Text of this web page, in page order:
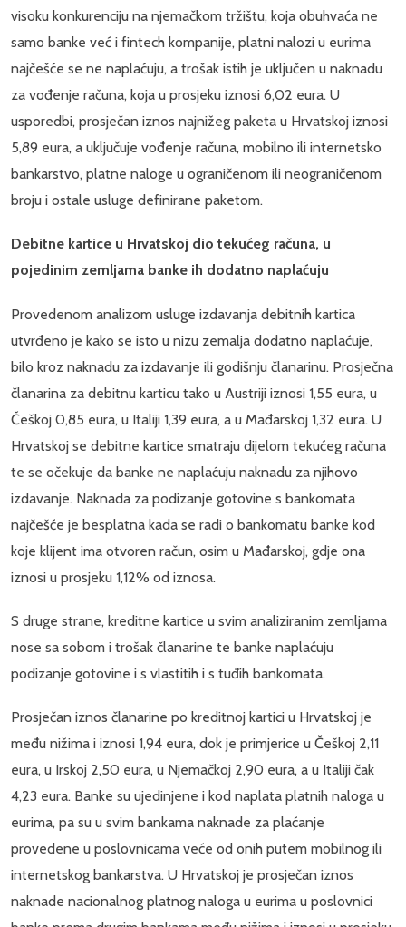
visoku konkurenciju na njemačkom tržištu, koja obuhvaća ne
samo banke već i fintech kompanije, platni nalozi u eurima
najčešće se ne naplaćuju, a trošak istih je uključen u naknadu
za vođenje računa, koja u prosjeku iznosi 6,02 eura. U
usporedbi, prosječan iznos najnižeg paketa u Hrvatskoj iznosi
5,89 eura, a uključuje vođenje računa, mobilno ili internetsko
bankarstvo, platne naloge u ograničenom ili neograničenom
broju i ostale usluge definirane paketom.
Debitne kartice u Hrvatskoj dio tekućeg računa, u
pojedinim zemljama banke ih dodatno naplaćuju
Provedenom analizom usluge izdavanja debitnih kartica
utvrđeno je kako se isto u nizu zemalja dodatno naplaćuje,
bilo kroz naknadu za izdavanje ili godišnju članarinu. Prosječna
članarina za debitnu karticu tako u Austriji iznosi 1,55 eura, u
Češkoj 0,85 eura, u Italiji 1,39 eura, a u Mađarskoj 1,32 eura. U
Hrvatskoj se debitne kartice smatraju dijelom tekućeg računa
te se očekuje da banke ne naplaćuju naknadu za njihovo
izdavanje. Naknada za podizanje gotovine s bankomata
najčešće je besplatna kada se radi o bankomatu banke kod
koje klijent ima otvoren račun, osim u Mađarskoj, gdje ona
iznosi u prosjeku 1,12% od iznosa.
S druge strane, kreditne kartice u svim analiziranim zemljama
nose sa sobom i trošak članarine te banke naplaćuju
podizanje gotovine i s vlastitih i s tuđih bankomata.
Prosječan iznos članarine po kreditnoj kartici u Hrvatskoj je
među nižima i iznosi 1,94 eura, dok je primjerice u Češkoj 2,11
eura, u Irskoj 2,50 eura, u Njemačkoj 2,90 eura, a u Italiji čak
4,23 eura. Banke su ujedinjene i kod naplata platnih naloga u
eurima, pa su u svim bankama naknade za plaćanje
provedene u poslovnicama veće od onih putem mobilnog ili
internetskog bankarstva. U Hrvatskoj je prosječan iznos
naknade nacionalnog platnog naloga u eurima u poslovnici